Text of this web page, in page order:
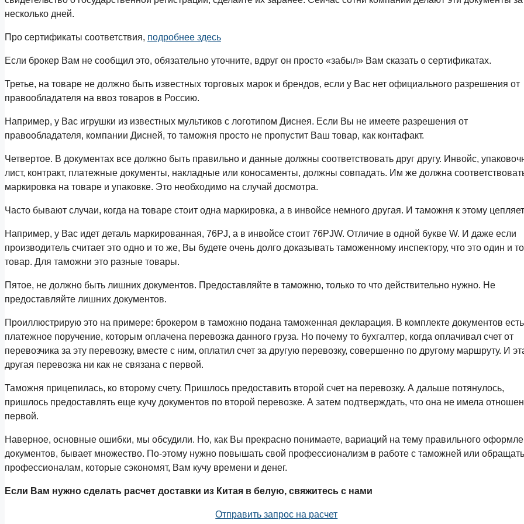
несколько дней.
Про сертификаты соответствия, подробнее здесь
Если брокер Вам не сообщил это, обязательно уточните, вдруг он просто «забыл» Вам сказать о сертификатах.
Третье, на товаре не должно быть известных торговых марок и брендов, если у Вас нет официального разрешения от
правообладателя на ввоз товаров в Россию.
Например, у Вас игрушки из известных мультиков с логотипом Диснея. Если Вы не имеете разрешения от
правообладателя, компании Дисней, то таможня просто не пропустит Ваш товар, как контафакт.
Четвертое. В документах все должно быть правильно и данные должны соответствовать друг другу. Инвойс,
лист, контракт, платежные документы, накладные или коносаменты, должны совпадать. Им же должна
маркировка на товаре и упаковке. Это необходимо на случай досмотра.
Часто бывают случаи, когда на товаре стоит одна маркировка, а в инвойсе немного другая. И таможня к этому
Например, у Вас идет деталь маркированная, 76PJ, а в инвойсе стоит 76PJW. Отличие в одной букве W. И даже если
производитель считает это одно и то же, Вы будете очень долго доказывать таможенному инспектору, что это один и
товар. Для таможни это разные товары.
Пятое, не должно быть лишних документов. Предоставляйте в таможню, только то что действительно нужно. Не
предоставляйте лишних документов.
Проиллюстрирую это на примере: брокером в таможню подана таможенная декларация. В комплекте документов есть
платежное поручение, которым оплачена перевозка данного груза. Но почему то бухгалтер, когда оплачивал счет от
перевозчика за эту перевозку, вместе с ним, оплатил счет за другую перевозку, совершенно по другому маршруту. И
другая перевозка ни как не связана с первой.
Таможня прицепилась, ко второму счету. Пришлось предоставить второй счет на перевозку. А дальше потянулось,
пришлось предоставлять еще кучу документов по второй перевозке. А затем подтверждать, что она не имела
первой.
Наверное, основные ошибки, мы обсудили. Но, как Вы прекрасно понимаете, вариаций на тему правильного
документов, бывает множество. По-этому нужно повышать свой профессионализм в работе с таможней или
профессионалам, которые сэкономят, Вам кучу времени и денег.
Если Вам нужно сделать расчет доставки из Китая в белую, свяжитесь с нами
Отправить запрос на расчет